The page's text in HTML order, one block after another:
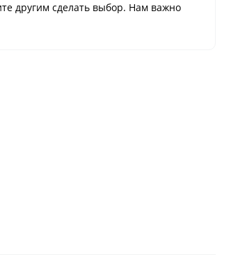
другим сделать выбор. Нам важно